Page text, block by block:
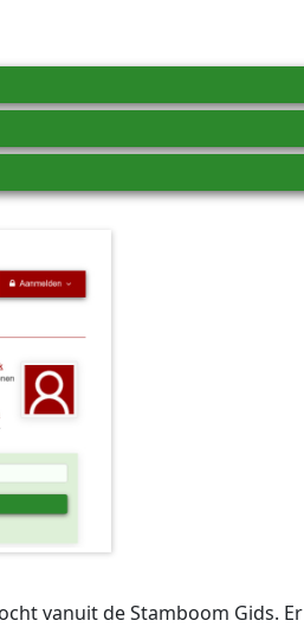
vanuit de Stamboom Gids.